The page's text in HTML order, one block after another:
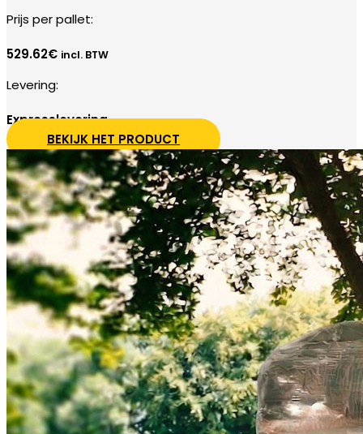
Prijs per pallet:
529.62€ incl. BTW
Levering:
Expresslevering
BEKIJK HET PRODUCT